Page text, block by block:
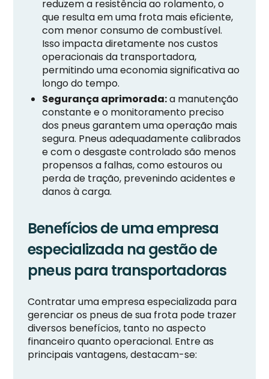
reduzem a resistência ao rolamento, o
que resulta em uma frota mais eficiente,
com menor consumo de combustível.
Isso impacta diretamente nos custos
operacionais da transportadora,
permitindo uma economia significativa ao
longo do tempo.
Segurança aprimorada:a manutenção
constante e o monitoramento preciso
dos pneus garantem uma operação mais
segura. Pneus adequadamente calibrados
e com o desgaste controlado são menos
propensos a falhas, como estouros ou
perda de tração, prevenindo acidentes e
danos à carga.
Benefícios de uma empresa
especializada na gestão de
pneus para transportadoras
Contratar uma empresa especializada para
gerenciar os pneus de sua frota pode trazer
diversos benefícios, tanto no aspecto
financeiro quanto operacional. Entre as
principais vantagens, destacam-se: